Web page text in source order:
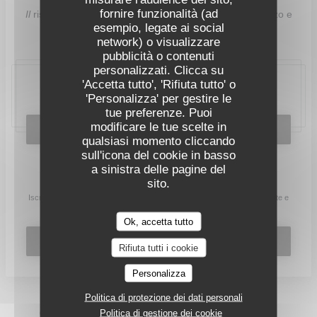
fornire funzionalità (ad
esempio, legate ai social
network) o visualizzare
pubblicità o contenuti
personalizzati. Clicca su
'Accetta tutto', 'Rifiuta tutto' o
'Personalizza' per gestire le
tue preferenze. Puoi
modificare le tue scelte in
qualsiasi momento cliccando
sull'icona del cookie in basso
a sinistra delle pagine del
sito.
Ok, accetta tutto
Rifiuta tutti i cookie
Personalizza
Politica di protezione dei dati personali
Politica di gestione dei cookie
Ilristorante Istitutoè aperto dal lunedi al vernedi a pranzo e
cena.
20, place Bellecour, 69002 Lyon
PRENOTA
Rimani informato
Iscriversi alla nostra newsletter per ricevere comunicazioni personalizzate e
ABBONATI
© 2026 L'INSTITUT RESTAURANT FERME SES PORTES —